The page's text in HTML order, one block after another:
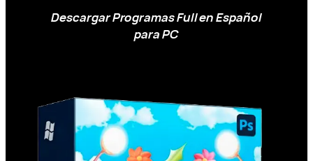
Descargar Programas Full en Español
para PC